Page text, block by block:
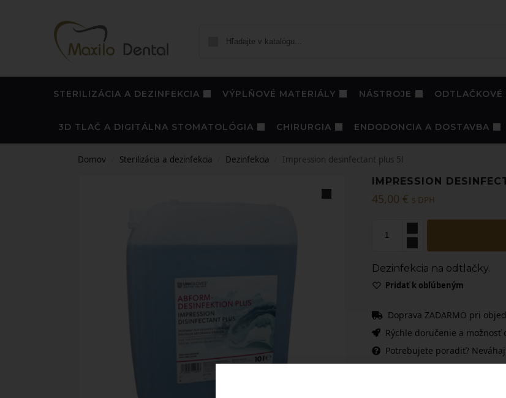
STERILIZÁCIA A DEZINFEKCIA VÝPLŇOVÉ MATERIÁLY NÁSTROJE ODTLAČKOVÉ
3D TLAČ A DIGITÁLNA STOMATOLÓGIA CHIRURGIA ENDODONCIA A DOSTAVBA
Domov Sterilizácia a dezinfekcia Dezinfekcia Impression desinfectant plus 5l
IMPRESSION
45,00 € s DPH
Dezinfekcia na odtlačky.
Pridať k obľúbeným
Doprava ZADARMO pri
Rýchle doručenie a možnosť
Potrebujete poradiť?